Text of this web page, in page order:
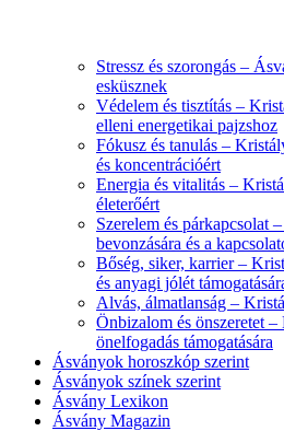
Stressz és szorongás –
esküsznek
Védelem és tisztítás –
elleni energetikai pajzshoz
Fókusz és tanulás –
és koncentrációért
Energia és vitalitás –
életerőért
Szerelem és párkapcsolat
bevonzására és a
Bőség, siker, karrier –
és anyagi jólét
Alvás, álmatlanság –
Önbizalom és önszeretet
önelfogadás támogatására
Ásványok horoszkóp szerint
Ásványok színek szerint
Ásvány Lexikon
Ásvány Magazin